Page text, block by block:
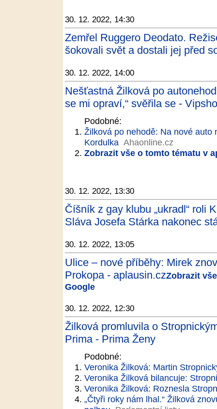
30. 12. 2022, 14:30
Zemřel Ruggero Deodato.
šokovali svět a dostali jej před
30. 12. 2022, 14:00
Nešťastná Žilková po
se mi opraví,“ svěřila se -
Podobné:
Žilková po nehodě: Na nové auto
Kordulka Ahaonline.cz
Zobrazit vše o tomto tématu v
30. 12. 2022, 13:30
Číšník z gay klubu „ukradl“ roli
Sláva Josefa Stárka nakonec
30. 12. 2022, 13:05
Ulice – nové příběhy: Mirek
Prokopa - aplausin.czZobrazit
Google
30. 12. 2022, 12:30
Žilková promluvila o
Prima - Prima Ženy
Podobné:
Veronika Žilková: Martin
Veronika Žilková bilancuje:
Veronika Žilková: Roznesla
„Čtyři roky nám lhal.“ Žilková